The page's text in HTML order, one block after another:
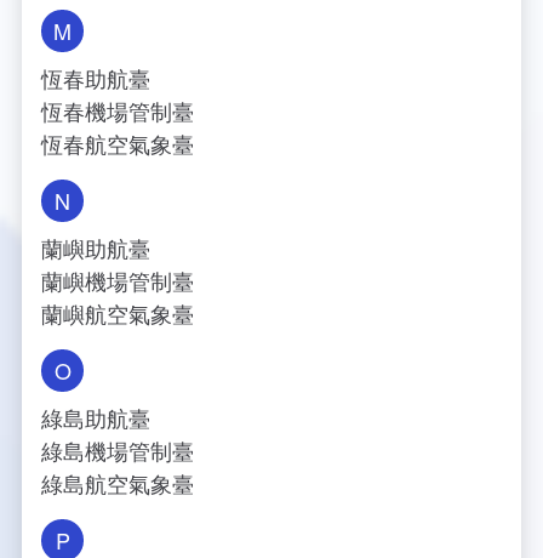
M
恆春助航臺
恆春機場管制臺
恆春航空氣象臺
N
蘭嶼助航臺
蘭嶼機場管制臺
蘭嶼航空氣象臺
O
綠島助航臺
綠島機場管制臺
綠島航空氣象臺
P